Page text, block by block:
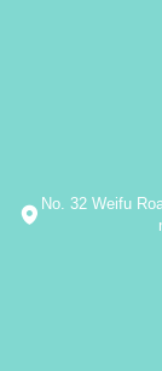
No. 32 Weifu